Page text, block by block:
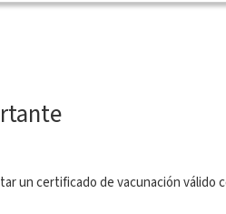
un certificado de vacunación válido